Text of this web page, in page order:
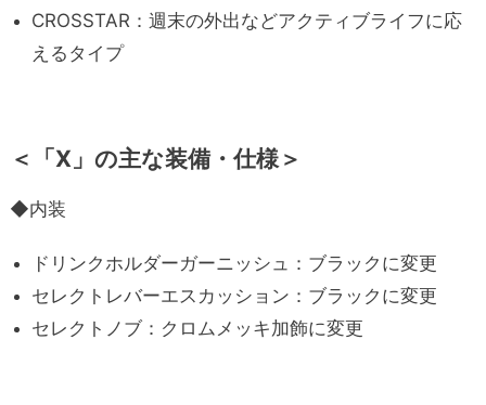
CROSSTAR：週末の外出などアクティブライフに応
えるタイプ
＜「X」の主な装備・仕様＞
◆内装
ドリンクホルダーガーニッシュ：ブラックに変更
セレクトレバーエスカッション：ブラックに変更
セレクトノブ：クロムメッキ加飾に変更